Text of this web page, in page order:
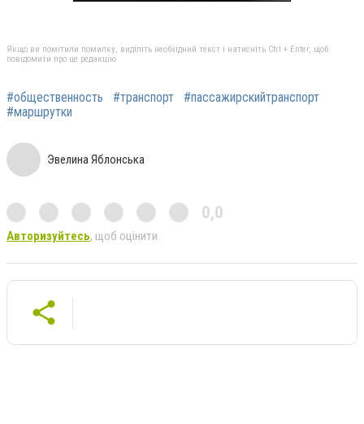
Якщо ви помітили помилку, виділіть необхідний текст і натисніть Ctrl + Enter, щоб
повідомити про це редакцію
#общественность #транспорт
#пассажирскийтранспорт
#маршрутки
Эвелина Яблонська
0,0
Авторизуйтесь, щоб оцінити